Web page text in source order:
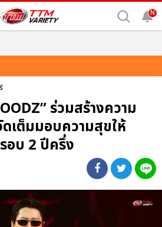
N
ร่วมสร้างความ
เต็มมอบความสุขให้
อบ 2 ปีครึ่ง